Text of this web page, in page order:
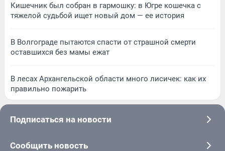
Кишечник был собран в гармошку: в Югре кошечка с
тяжелой судьбой ищет новый дом — ее история
В Волгограде пытаются спасти от страшной смерти
оставшихся без мамы ежат
В лесах Архангельской области много лисичек: как их
правильно пожарить
Подписаться на новости
Сообщить новость